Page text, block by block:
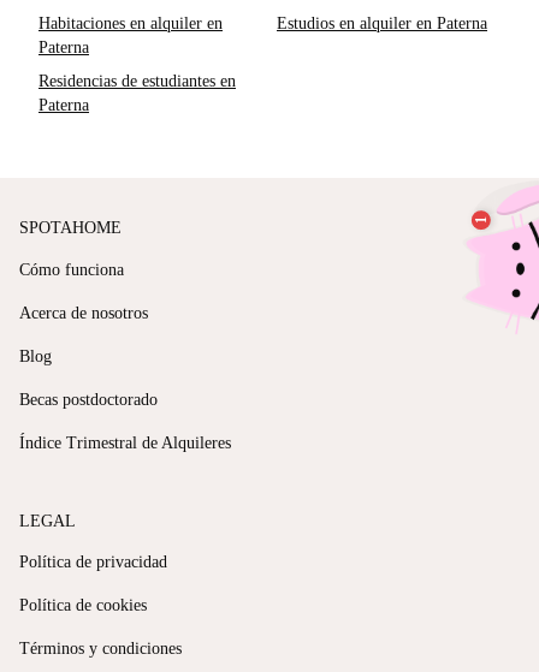
Habitaciones en alquiler en
Paterna
Estudios en alquiler en Paterna
Residencias de estudiantes en
Paterna
SPOTAHOME
Cómo funciona
Acerca de nosotros
Blog
Becas postdoctorado
Índice Trimestral de Alquileres
LEGAL
Política de privacidad
Política de cookies
Términos y condiciones